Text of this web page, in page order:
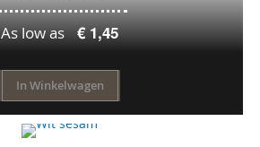
As low as € 1,45
In Winkelwagen